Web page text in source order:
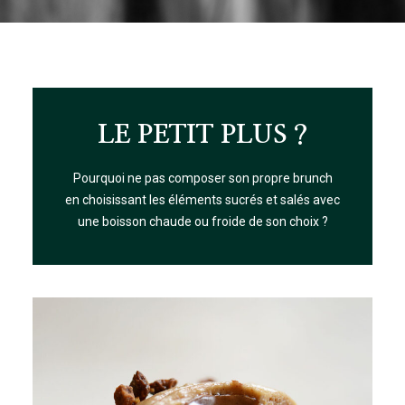
LE PETIT PLUS ?
Pourquoi ne pas composer son propre brunch
en choisissant les éléments sucrés et salés avec
une boisson chaude ou froide de son choix ?